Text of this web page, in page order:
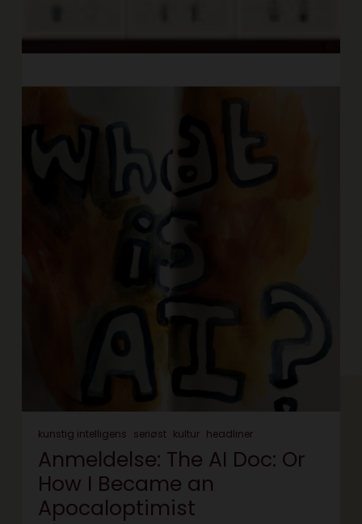
kunstig intelligens seriøst kultur headliner
Anmeldelse: The AI Doc: Or
How I Became an
Apocaloptimist